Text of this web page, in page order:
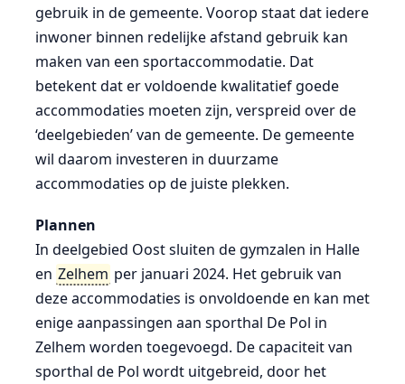
gebruik in de gemeente. Voorop staat dat iedere
inwoner binnen redelijke afstand gebruik kan
maken van een sportaccommodatie. Dat
betekent dat er voldoende kwalitatief goede
accommodaties moeten zijn, verspreid over de
‘deelgebieden’ van de gemeente. De gemeente
wil daarom investeren in duurzame
accommodaties op de juiste plekken.
Plannen
In deelgebied Oost sluiten de gymzalen in Halle
en Zelhem per januari 2024. Het gebruik van
deze accommodaties is onvoldoende en kan met
enige aanpassingen aan sporthal De Pol in
Zelhem worden toegevoegd. De capaciteit van
sporthal de Pol wordt uitgebreid, door het